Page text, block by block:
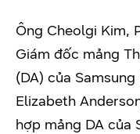
Ông Cheolgi Kim,
Giám đốc mảng
(DA) của
Elizabeth
hợp mảng DA của